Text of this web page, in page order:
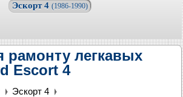
Эскорт 4 (1986-1990)
рамонту легкавых
Escort 4
Эскорт 4